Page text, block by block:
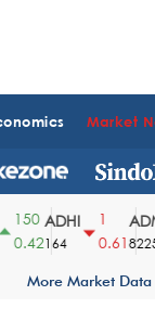
Market
150
0.42
ADHI
164
0.618225
More Market Data